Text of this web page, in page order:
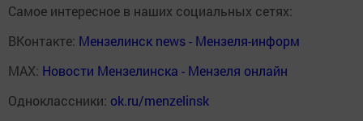
Самое интересное в наших социальных сетях:
ВКонтакте: Мензелинск news - Мензеля-информ
MAX: Новости Мензелинска - Мензеля онлайн
Одноклассники: ok.ru/menzelinsk